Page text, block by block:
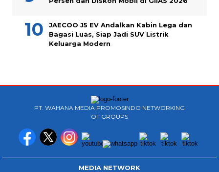
JAECOO J5 EV Andalkan Kabin Lega dan
Bagasi Luas, Siap Jadi SUV Listrik
Keluarga Modern
PT. WAHANA MEDIA PROMOSINDO NETWORKING
OF GROUPS
MEDIA NETWORK